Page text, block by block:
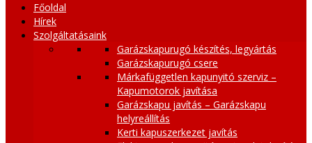
Főoldal
Hírek
Szolgáltatásaink
Garázskapurugó készítés, legyártás
Garázskapurugó csere
Márkafüggetlen kapunyitó szerviz –
Kapumotorok javítása
Garázskapu javítás – Garázskapu
helyreállítás
Kerti kapuszerkezet javítás